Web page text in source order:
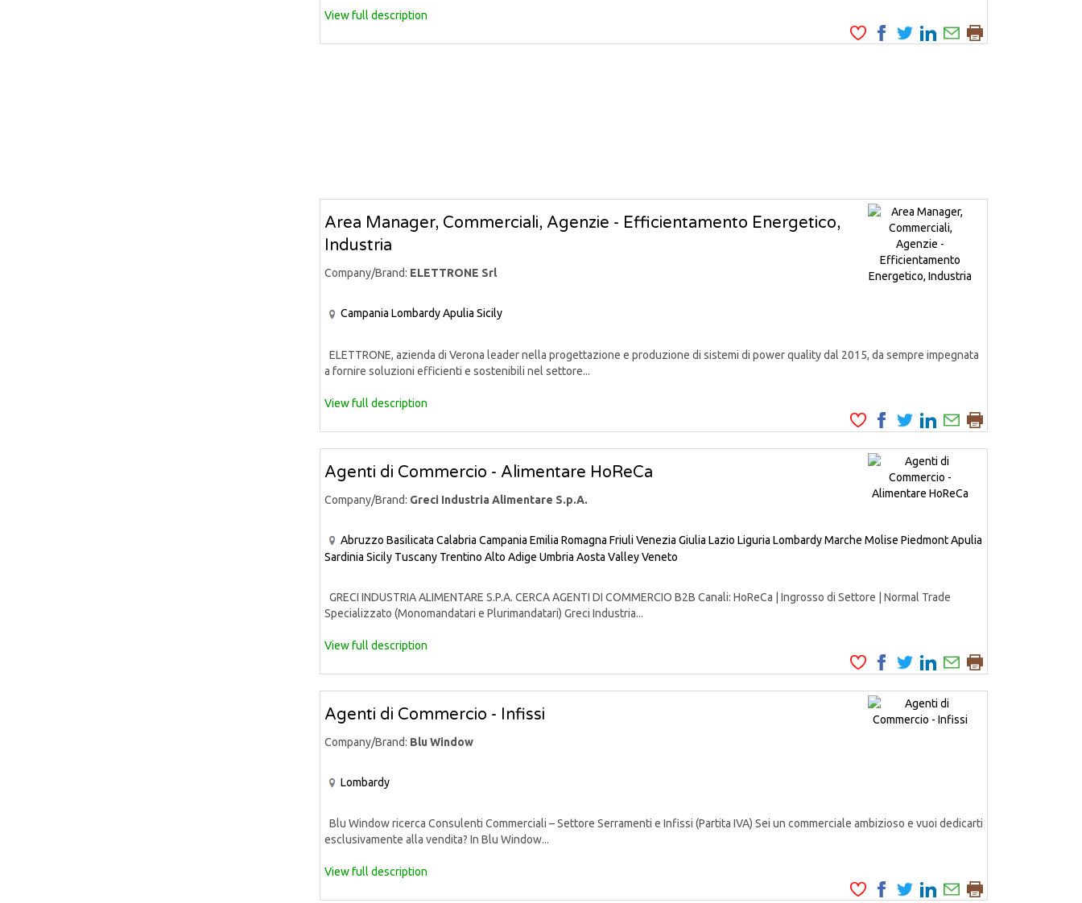
View full description
Area Manager, Commerciali, Agenzie - Efficientamento Energetico,
Industria
Company/Brand: ELETTRONE Srl
Campania LombardyApulia Sicily
ELETTRONE, azienda di Verona leader nella progettazione e produzione di sistemi di power quality dal 2015, da sempre impegnata
a fornire soluzioni efficienti e sostenibili nel settore...
View full description
Agenti di Commercio - Alimentare HoReCa
Company/Brand: Greci Industria Alimentare S.p.A.
Abruzzo Basilicata Calabria Campania Emilia Romagna Friuli Venezia Giulia Lazio Liguria LombardyMarche Molise PiedmontApulia
Sardinia Sicily Tuscany Trentino Alto Adige Umbria Aosta ValleyVeneto
GRECI INDUSTRIA ALIMENTARE S.P.A. CERCA AGENTI DI COMMERCIO B2B Canali: HoReCa | Ingrosso di Settore | Normal Trade
Specializzato (Monomandatari e Plurimandatari) Greci Industria...
View full description
Agenti di Commercio - Infissi
Company/Brand: Blu Window
Lombardy
Blu Window ricerca Consulenti Commerciali – Settore Serramenti e Infissi (Partita IVA) Sei un commerciale ambizioso e vuoi dedicarti
esclusivamente alla vendita? In Blu Window...
View full description